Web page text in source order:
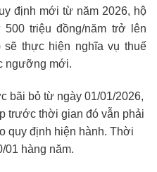
định mới từ năm 2026, hộ
triệu đồng/năm trở lên
thực hiện nghĩa vụ thuế
ngưỡng mới.
bãi bỏ từ ngày 01/01/2026,
trước thời gian đó vẫn phải
quy định hiện hành. Thời
01 hàng năm.